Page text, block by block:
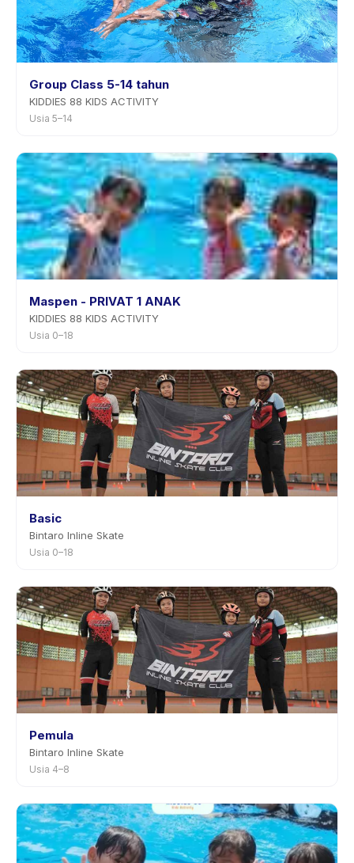
Group Class 5-14 tahun
KIDDIES 88 KIDS ACTIVITY
Usia 5–14
Maspen - PRIVAT 1 ANAK
KIDDIES 88 KIDS ACTIVITY
Usia 0–18
Basic
Bintaro Inline Skate
Usia 0–18
Pemula
Bintaro Inline Skate
Usia 4–8